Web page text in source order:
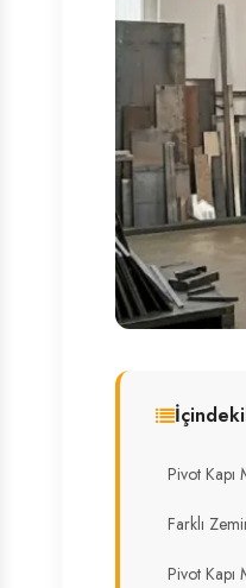
Pivot Kapı
Farklı
Pivot Kapı